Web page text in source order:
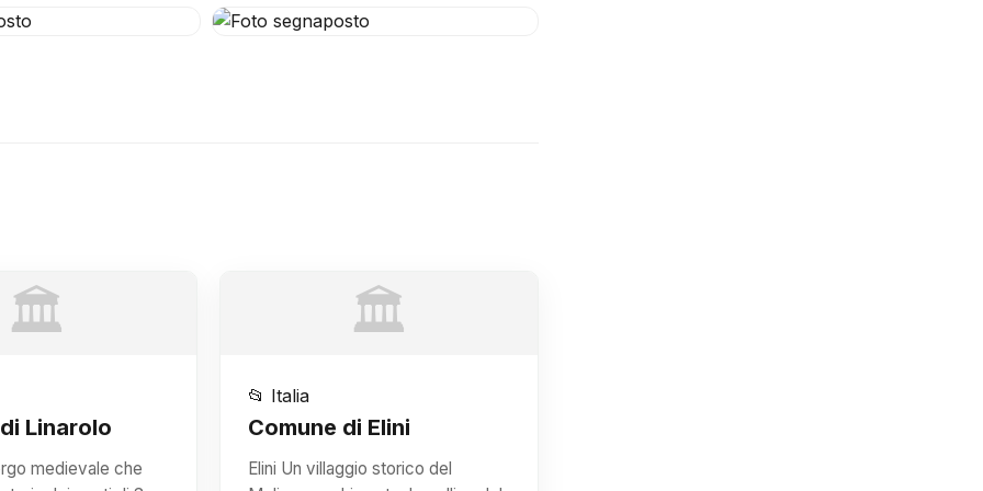
🏛️
Linarolo
medievale che
🏛️
📂 Italia
Comune di Elini
Elini Un villaggio storico del